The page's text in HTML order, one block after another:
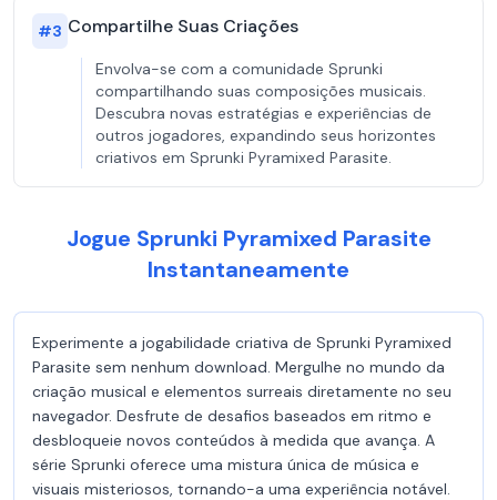
#3 Compartilhe Suas Criações
Envolva-se com a comunidade Sprunki
compartilhando suas composições musicais.
Descubra novas estratégias e experiências de
outros jogadores, expandindo seus horizontes
criativos em Sprunki Pyramixed Parasite.
Jogue Sprunki Pyramixed Parasite
Instantaneamente
Experimente a jogabilidade criativa de Sprunki Pyramixed
Parasite sem nenhum download. Mergulhe no mundo da
criação musical e elementos surreais diretamente no seu
navegador. Desfrute de desafios baseados em ritmo e
desbloqueie novos conteúdos à medida que avança. A
série Sprunki oferece uma mistura única de música e
visuais misteriosos, tornando-a uma experiência notável.